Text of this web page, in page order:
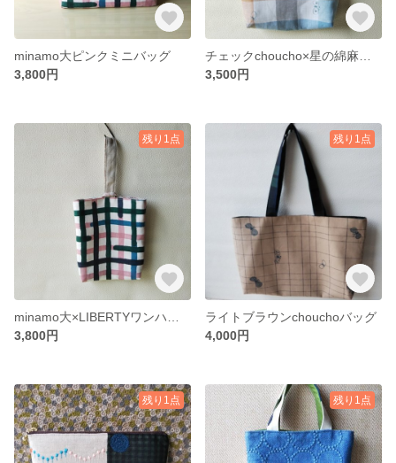
minamo大ピンクミニバッグ
3,800円
3,500円
残り1点
3,800円
残り1点
ライトブラウンchouchoバッグ
4,000円
残り1点 残り1点